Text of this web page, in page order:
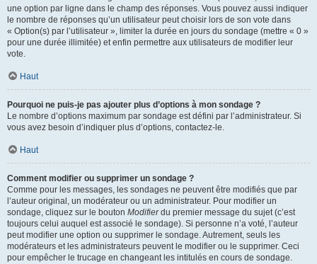
une option par ligne dans le champ des réponses. Vous pouvez aussi indiquer
le nombre de réponses qu’un utilisateur peut choisir lors de son vote dans
« Option(s) par l’utilisateur », limiter la durée en jours du sondage (mettre « 0 »
pour une durée illimitée) et enfin permettre aux utilisateurs de modifier leur
vote.
Haut
Pourquoi ne puis-je pas ajouter plus d’options à mon sondage ?
Le nombre d’options maximum par sondage est défini par l’administrateur. Si
vous avez besoin d’indiquer plus d’options, contactez-le.
Haut
Comment modifier ou supprimer un sondage ?
Comme pour les messages, les sondages ne peuvent être modifiés que par
l’auteur original, un modérateur ou un administrateur. Pour modifier un
sondage, cliquez sur le bouton Modifierdu premier message du sujet (c’est
toujours celui auquel est associé le sondage). Si personne n’a voté, l’auteur
peut modifier une option ou supprimer le sondage. Autrement, seuls les
modérateurs et les administrateurs peuvent le modifier ou le supprimer. Ceci
pour empêcher le trucage en changeant les intitulés en cours de sondage.